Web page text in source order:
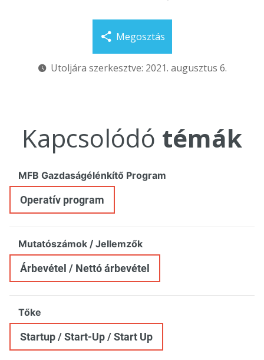
Megosztás
Utoljára szerkesztve: 2021. augusztus 6.
Kapcsolódó témák
MFB Gazdaságélénkítő Program
Operatív program
Mutatószámok / Jellemzők
Árbevétel / Nettó árbevétel
Tőke
Startup / Start-Up / Start Up